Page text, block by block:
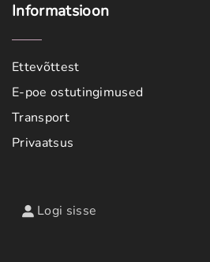
Informatsioon
Ettevõttest
E-poe ostutingimused
Transport
Privaatsus
Logi sisse